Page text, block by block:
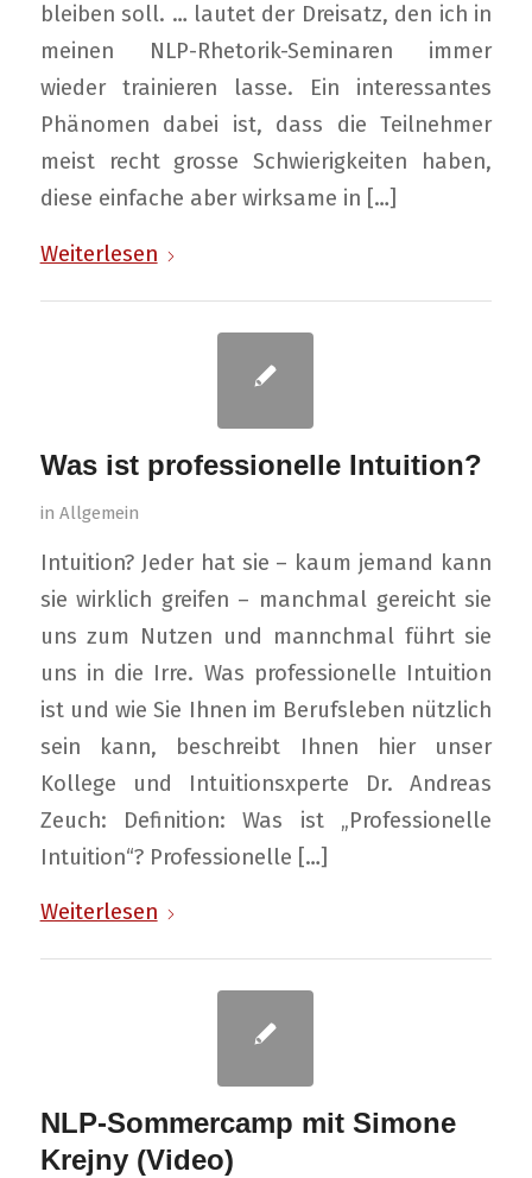
bleiben soll. … lautet der Dreisatz, den ich in
meinen NLP-Rhetorik-Seminaren immer
wieder trainieren lasse. Ein interessantes
Phänomen dabei ist, dass die Teilnehmer
meist recht grosse Schwierigkeiten haben,
diese einfache aber wirksame in […]
Weiterlesen
Was ist professionelle Intuition?
in Allgemein
Intuition? Jeder hat sie – kaum jemand kann
sie wirklich greifen – manchmal gereicht sie
uns zum Nutzen und mannchmal führt sie
uns in die Irre. Was professionelle Intuition
ist und wie Sie Ihnen im Berufsleben nützlich
sein kann, beschreibt Ihnen hier unser
Kollege und Intuitionsxperte Dr. Andreas
Zeuch: Definition: Was ist „Professionelle
Intuition“? Professionelle […]
Weiterlesen
NLP-Sommercamp mit Simone
Krejny (Video)